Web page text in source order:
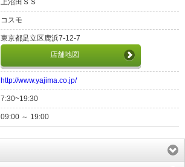
上沼田ＳＳ
コスモ
東京都足立区鹿浜7-12-7
店舗地図
http://www.yajima.co.jp/
7:30~19:30
09:00 ～ 19:00